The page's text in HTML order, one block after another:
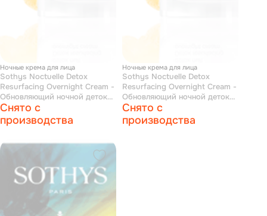
Ночные крема для лица
Sothys Noctuelle Detox
Resurfacing Overnight Cream -
Обновляющий ночной детокс-
крем 15 мл
Снято с
производства
Ночные крема для лица
Sothys Noctuelle Detox
Resurfacing Overnight Cream -
Обновляющий ночной детокс-
крем 50 мл (без коробочки)
Снято с
производства